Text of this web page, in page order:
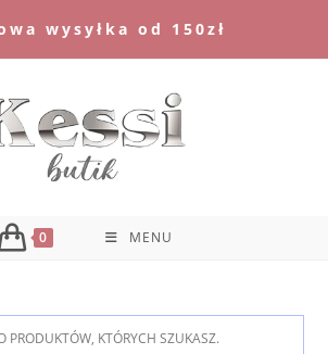
wysyłka od 150zł
0 MENU
PRODUKTÓW, KTÓRYCH SZUKASZ.